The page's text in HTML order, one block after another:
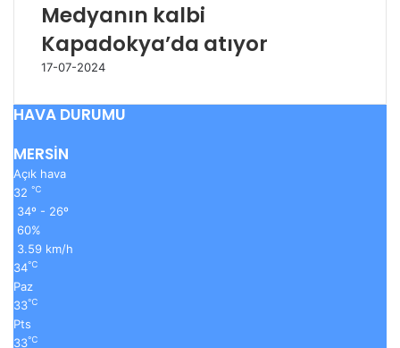
Medyanın kalbi
Kapadokya’da atıyor
17-07-2024
HAVA DURUMU
MERSİN
Açık hava
32 ℃
34º - 26º
60%
3.59 km/h
34℃
Paz
33℃
Pts
33℃